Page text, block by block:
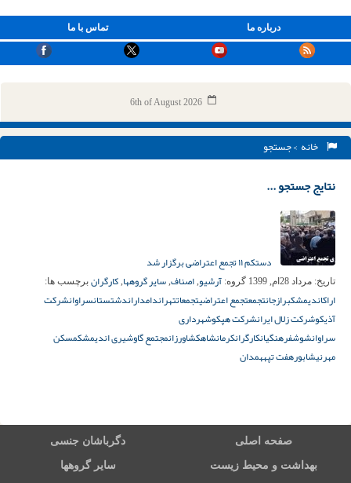
تماس با ما درباره ما
6th of August 2026
خانه > جستجو
نتایج جستجو ...
دستکم ۱۱ تجمع اعتراضی برگزار شد
تاریخ: مرداد 28ام, 1399 گروه: آرشیو, اصناف, سایر گروهها, کارگران برچسب ها:
اراکاندیمشکبرازجانتجمعتجمع اعتراضیتجمعاتتهراندامداراندشتستانسراوانشرکت
آذیکوشرکت زلال ایرانشرکت هپکوشهرداری
سراوانشوشفرهنگیانکارگرانکرمانشاهکشاورزانمجتمع گاوشیری اندیمشکمسکن
مهرنیشابورهفت تپههمدان
صفحه اصلی دگرباشان جنسی
بهداشت و محیط زیست سایر گروهها